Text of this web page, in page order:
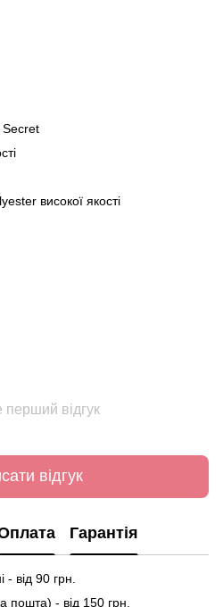
високої якості
перший відгук
відгук
Гарантія
від 90 грн.
- від 150 грн.